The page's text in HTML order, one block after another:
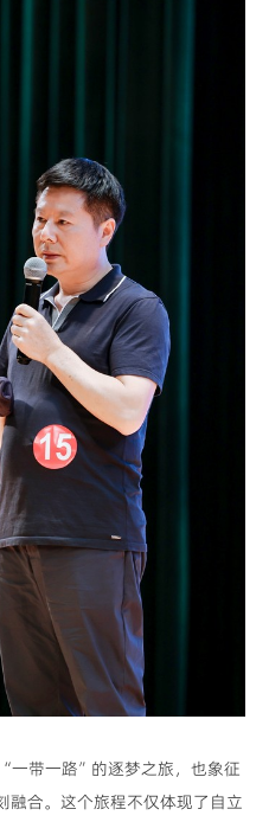
带一路”的逐梦之旅，也象征
融合。这个旅程不仅体现了自立